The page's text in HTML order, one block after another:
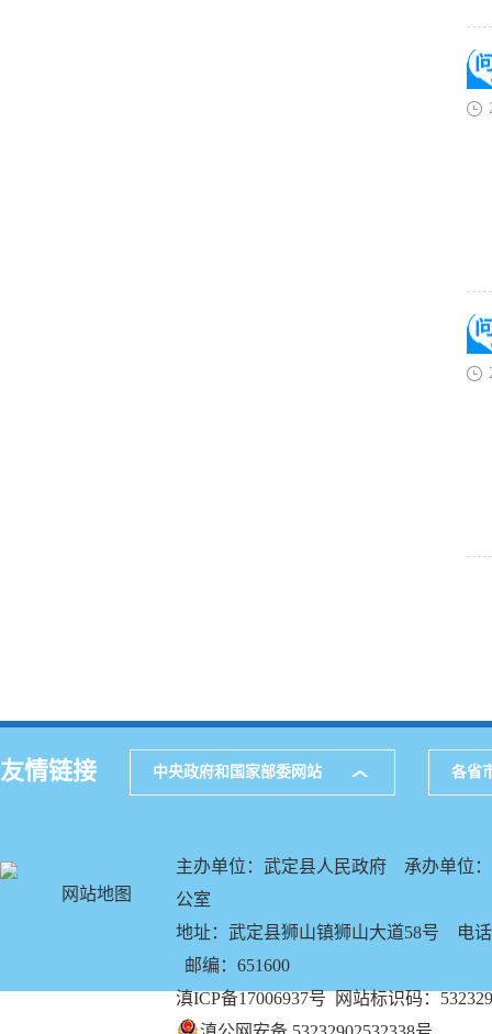
友情链接 中央政府和国家部委网站 各省
网站地图
主办单位：武定县人民政府 承办单位
公室
地址：武定县狮山镇狮山大道58号 电
邮编：651600
滇ICP备17006937号 网站标识码：